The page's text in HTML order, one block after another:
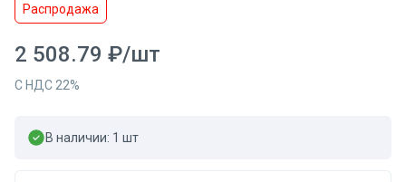
Распродажа
2 508.79 ₽/шт
С НДС 22%
В наличии: 1 шт